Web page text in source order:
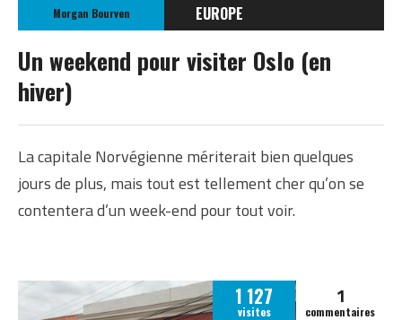
Morgan Bourven
EUROPE
NORVÈGE
Un weekend pour visiter Oslo (en
hiver)
La capitale Norvégienne mériterait bien quelques
jours de plus, mais tout est tellement cher qu’on se
contentera d’un week-end pour tout voir.
1 127
visites
1
commentaires